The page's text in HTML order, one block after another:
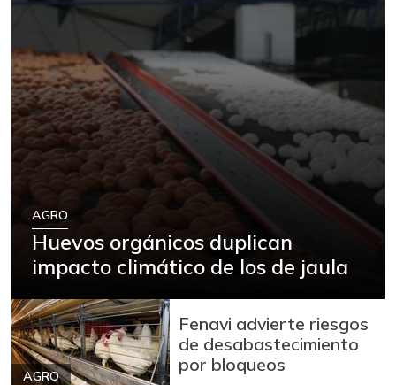
AGRO
Huevos orgánicos duplican
impacto climático de los de jaula
AGRO
Fenavi advierte riesgos
de desabastecimiento
por bloqueos